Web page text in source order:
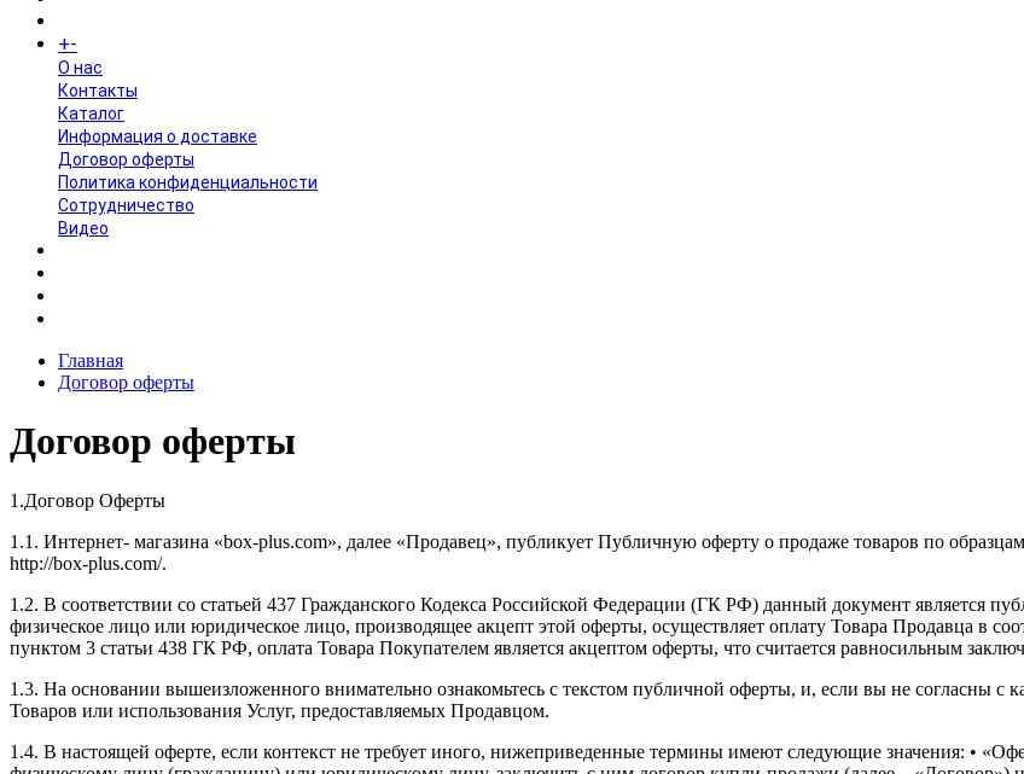
+-
O нас
Контакты
Каталог
Информация о доставке
Договор оферты
Политика конфиденциальности
Сотрудничество
Видео
Главная
Договор оферты
Договор оферты
1.Договор Оферты
1.1. Интернет- магазина «box-plus.com», далее «Продавец», публикует Публичную оферту о продаже товаров по
http://box-plus.com/.
1.2. В соответствии со статьей 437 Гражданского Кодекса Российской Федерации (ГК РФ) данный документ является
физическое лицо или юридическое лицо, производящее акцепт этой оферты, осуществляет оплату Товара Продавца в
пунктом 3 статьи 438 ГК РФ, оплата Товара Покупателем является акцептом оферты, что считается равносильным
1.3. На основании вышеизложенного внимательно ознакомьтесь с текстом публичной оферты, и, если вы не согласны с
Товаров или использования Услуг, предоставляемых Продавцом.
1.4. В настоящей оферте, если контекст не требует иного, нижеприведенные термины имеют следующие значения: •